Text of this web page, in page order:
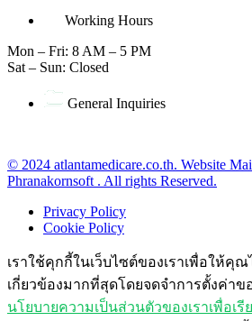
Working Hours
Mon – Fri: 8 AM – 5 PM
Sat – Sun: Closed
General Inquiries
© 2024 atlantamedicare.co.th. Website
Phranakornsoft . All rights Reserved.
Privacy Policy
Cookie Policy
เราใช้คุกกี้ในเว็บไซต์ของเราเพื่อให้คุ
เกี่ยวข้องมากที่สุดโดยจดจำการตั้งค่า
นโยบายความเป็นส่วนตัวของเราเพื่อเรี